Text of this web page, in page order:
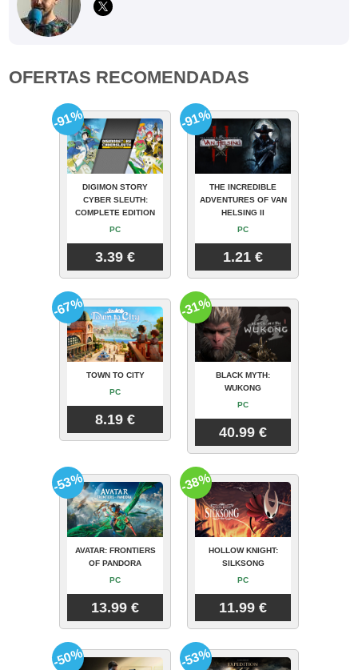
OFERTAS RECOMENDADAS
DIGIMON STORY
CYBER SLEUTH:
COMPLETE EDITION
PC
3.39 €
-91%
THE INCREDIBLE
ADVENTURES OF VAN
HELSING II
PC
1.21 €
-91%
TOWN TO CITY
PC
8.19 €
-67%
BLACK MYTH:
WUKONG
PC
40.99 €
-31%
AVATAR: FRONTIERS
OF PANDORA
PC
13.99 €
-53%
HOLLOW KNIGHT:
SILKSONG
PC
11.99 €
-38%
-50% -53%